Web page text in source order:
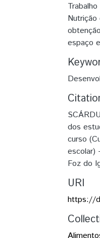
espaço
dos
curso
escolar)
Foz do
URI
https://